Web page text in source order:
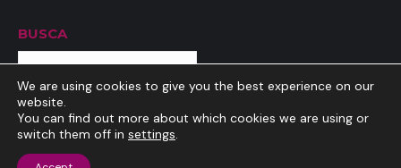
BUSCA
Buscar
Inicio Mapa web
We are using cookies to give you the best experience on our
website.
You can find out more about which cookies we are using or
switch them off in settings.